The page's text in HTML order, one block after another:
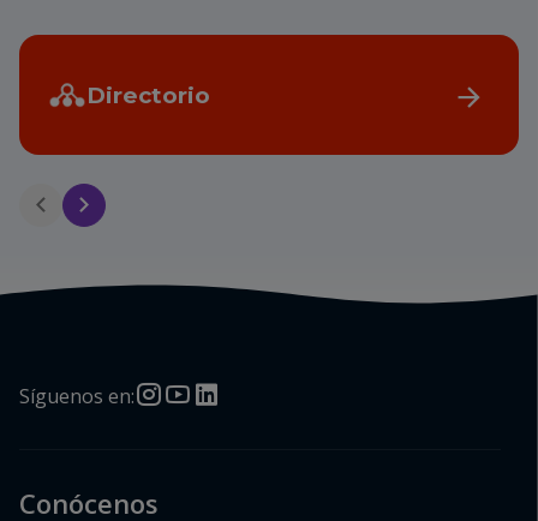
Directorio
Síguenos en:
Conócenos